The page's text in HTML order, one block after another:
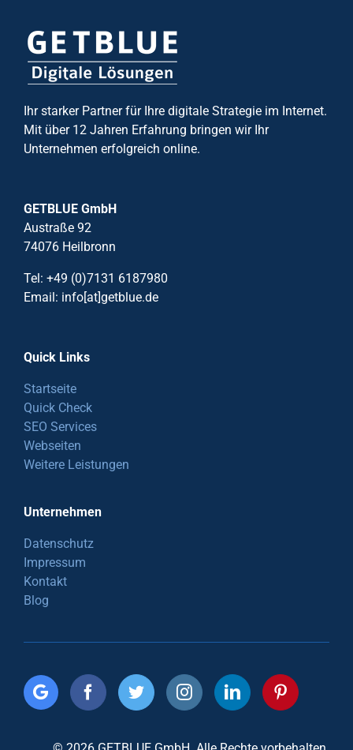
Ihr starker Partner für Ihre digitale Strategie im Internet.
Mit über 12 Jahren Erfahrung bringen wir Ihr
Unternehmen erfolgreich online.
GETBLUE GmbH
Austraße 92
74076 Heilbronn
Tel: +49 (0)7131 6187980
Email: info[at]getblue.de
Quick Links
Startseite
Quick Check
SEO Services
Webseiten
Weitere Leistungen
Unternehmen
Datenschutz
Impressum
Kontakt
Blog